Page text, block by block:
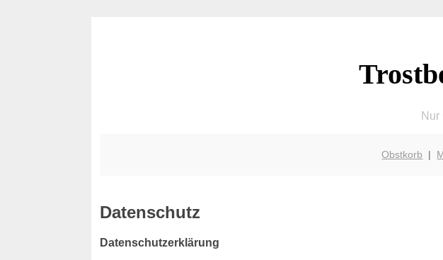
Obstkorb |
Datenschutz
Datenschutzerklärung